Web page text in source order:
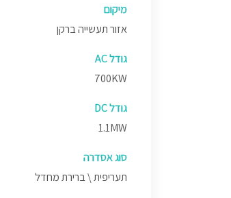
מיקום
אזור תעשייה ברקן
גודל AC
700KW
גודל DC
1.1MW
סוג אסדרה
תעריפית \ ברירת מחדל